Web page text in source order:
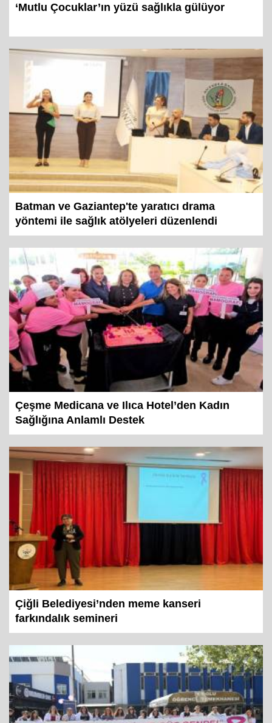
‘Mutlu Çocuklar’ın yüzü sağlıkla gülüyor
Batman ve Gaziantep'te yaratıcı drama
yöntemi ile sağlık atölyeleri düzenlendi
Çeşme Medicana ve Ilıca Hotel’den Kadın
Sağlığına Anlamlı Destek
Çiğli Belediyesi’nden meme kanseri
farkındalık semineri